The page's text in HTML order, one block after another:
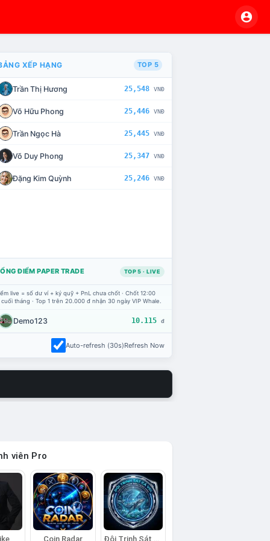
CHẾ TÀI XỬ LÝ VI PHẠM
XẾP HẠNG TOP 5
Trần Thị Hương 25,548 VNĐ
Võ Hữu Phong 25,446 VNĐ
Trần Ngọc Hà 25,445 VNĐ
Võ Duy Phong 25,347 VNĐ
Đặng Kim Quỳnh 25,246 VNĐ
ĐIỂM PAPER TRADE TOP 5 · LIVE
live = số dư ví + ký quỹ + PnL chưa chốt · Chốt 12:00
tháng · Top 1 trên 20.000 đ nhận 30 ngày VIP Whale.
Demo123 10.115 đ
Auto-refresh (30s)Refresh Now
viên Pro
Coin Radar